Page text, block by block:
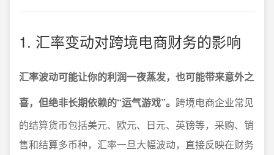
1. 汇率变动对跨境电商财务的影响
汇率波动可能让你的利润一夜蒸发，也可能带来意外之
喜，但绝非长期依赖的“运气游戏”。 跨境电商企业常见
的结算货币包括美元、欧元、日元、英镑等，采购、销
售和结算多币种，汇率一旦大幅波动，直接反映在财务